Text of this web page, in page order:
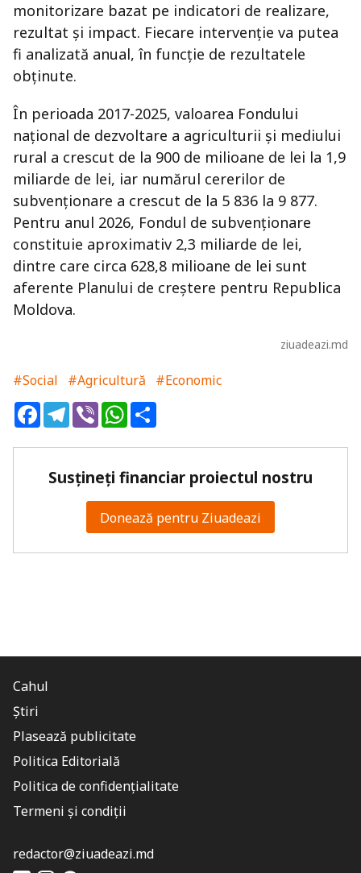
monitorizare bazat pe indicatori de realizare,
rezultat și impact. Fiecare intervenție va putea
fi analizată anual, în funcție de rezultatele
obținute.
În perioada 2017-2025, valoarea Fondului
național de dezvoltare a agriculturii și mediului
rural a crescut de la 900 de milioane de lei la 1,9
miliarde de lei, iar numărul cererilor de
subvenționare a crescut de la 5 836 la 9 877.
Pentru anul 2026, Fondul de subvenționare
constituie aproximativ 2,3 miliarde de lei,
dintre care circa 628,8 milioane de lei sunt
aferente Planului de creștere pentru Republica
Moldova.
ziuadeazi.md
#Social #Agricultură
#Economic
FacebookTelegram
ViberWhatsApp
Susțineți financiar proiectul nostru
Donează pentru Ziuadeazi
Cahul
Știri
Plasează publicitate
Politica Editorială
Politica de confidențialitate
Termeni și condiții
redactor@ziuadeazi.md